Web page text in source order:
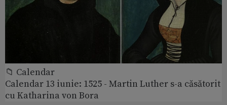
📁 Calendar
Calendar 13 iunie: 1525 - Martin Luther s-a căsătorit
cu Katharina von Bora